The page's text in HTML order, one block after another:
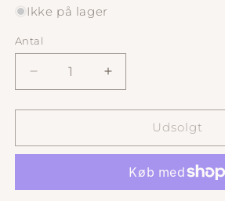
Ikke på lager
Antal
Antal
Reducer
antallet
for
unika
Øg
antallet
for
unika
Udsolgt